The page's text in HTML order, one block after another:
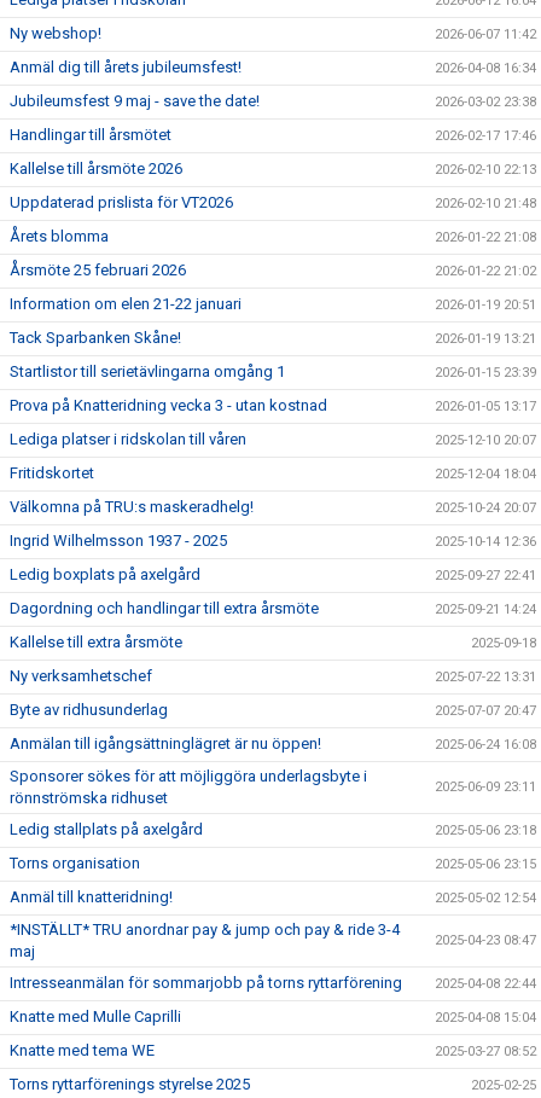
MEDLEMSKAP
STÖTTA TORNS
LEKTIONSPLANERING RIDSKOLA
Ny webshop! 2026-06-07 11:42
Anmäl dig till årets jubileumsfest! 2026-04-08 16:34
Jubileumsfest 9 maj - save the date! 2026-03-02 23:38
Handlingar till årsmötet 2026-02-17 17:46
Kallelse till årsmöte 2026 2026-02-10 22:13
Uppdaterad prislista för VT2026 2026-02-10 21:48
Årets blomma 2026-01-22 21:08
Årsmöte 25 februari 2026 2026-01-22 21:02
Information om elen 21-22 januari 2026-01-19 20:51
Tack Sparbanken Skåne! 2026-01-19 13:21
Startlistor till serietävlingarna omgång 1 2026-01-15 23:39
Prova på Knatteridning vecka 3 - utan kostnad 2026-01-05 13:17
Lediga platser i ridskolan till våren 2025-12-10 20:07
Fritidskortet 2025-12-04 18:04
Välkomna på TRU:s maskeradhelg! 2025-10-24 20:07
Ingrid Wilhelmsson 1937 - 2025 2025-10-14 12:36
Ledig boxplats på axelgård 2025-09-27 22:41
Dagordning och handlingar till extra årsmöte 2025-09-21 14:24
Kallelse till extra årsmöte 2025-09-18
Ny verksamhetschef 2025-07-22 13:31
Byte av ridhusunderlag 2025-07-07 20:47
Anmälan till igångsättninglägret är nu öppen! 2025-06-24 16:08
Sponsorer sökes för att möjliggöra underlagsbyte i
rönnströmska ridhuset
2025-06-09 23:11
Ledig stallplats på axelgård 2025-05-06 23:18
Torns organisation 2025-05-06 23:15
Anmäl till knatteridning! 2025-05-02 12:54
*INSTÄLLT* TRU anordnar pay & jump och pay & ride 3-4
maj
2025-04-23 08:47
Intresseanmälan för sommarjobb på torns ryttarförening 2025-04-08 22:44
Knatte med Mulle Caprilli 2025-04-08 15:04
Knatte med tema WE 2025-03-27 08:52
Torns ryttarförenings styrelse 2025 2025-02-25